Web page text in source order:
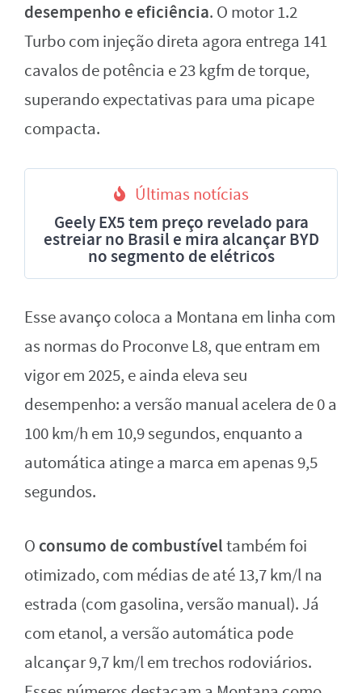
desempenho e eficiência. O motor 1.2
Turbo com injeção direta agora entrega 141
cavalos de potência e 23 kgfm de torque,
superando expectativas para uma picape
compacta.
Últimas notícias
Geely EX5 tem preço revelado para
estreiar no Brasil e mira alcançar BYD
no segmento de elétricos
Esse avanço coloca a Montana em linha com
as normas do Proconve L8, que entram em
vigor em 2025, e ainda eleva seu
desempenho: a versão manual acelera de 0 a
100 km/h em 10,9 segundos, enquanto a
automática atinge a marca em apenas 9,5
segundos.
O consumo de combustíveltambém foi
otimizado, com médias de até 13,7 km/l na
estrada (com gasolina, versão manual). Já
com etanol, a versão automática pode
alcançar 9,7 km/l em trechos rodoviários.